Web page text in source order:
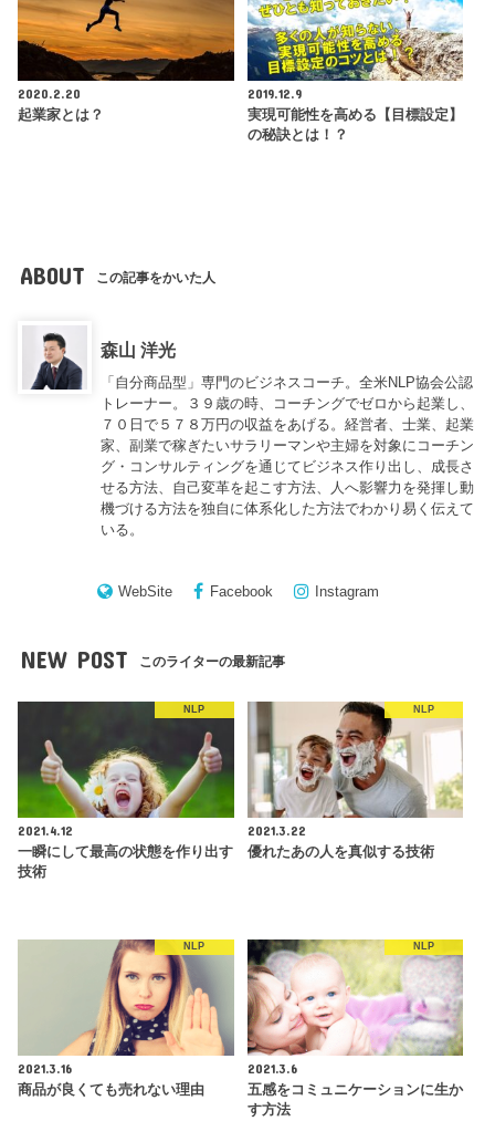
2020.2.20
起業家とは？
2019.12.9
実現可能性を高める【目標設定】
の秘訣とは！？
ABOUT この記事をかいた人
森山 洋光
「自分商品型」専門のビジネスコーチ。全米NLP協会公認
トレーナー。３９歳の時、コーチングでゼロから起業し、
７０日で５７８万円の収益をあげる。経営者、士業、起業
家、副業で稼ぎたいサラリーマンや主婦を対象にコーチン
グ・コンサルティングを通じてビジネス作り出し、成長さ
せる方法、自己変革を起こす方法、人へ影響力を発揮し動
機づける方法を独自に体系化した方法でわかり易く伝えて
いる。
WebSite Facebook Instagram
NEW POST このライターの最新記事
NLP
2021.4.12
一瞬にして最高の状態を作り出す
技術
NLP
2021.3.22
優れたあの人を真似する技術
NLP
2021.3.16
商品が良くても売れない理由
NLP
2021.3.6
五感をコミュニケーションに生か
す方法